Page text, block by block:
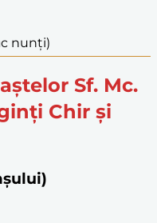
nunți)
Sf. Mc.
Chir și